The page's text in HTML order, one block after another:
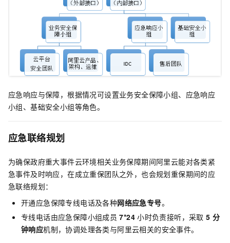
应急响应与保障，根据情况可设置业务安全保障小组、应急响应
小组、基础安全小组等角色。
应急联络规划
为确保政府重大事件云环境相关业务保障期间阿里云能对各类紧
急事件及时响应，在成立重保团队之外，也会规划重保期间的应
急联络规划：
开通应急保障专线电话及各种网络应急专号。
专线电话由应急保障小组成员 7*24 小时负责接听，采取 5 分
钟响应机制，协调处理各类与阿里云相关的安全事件。